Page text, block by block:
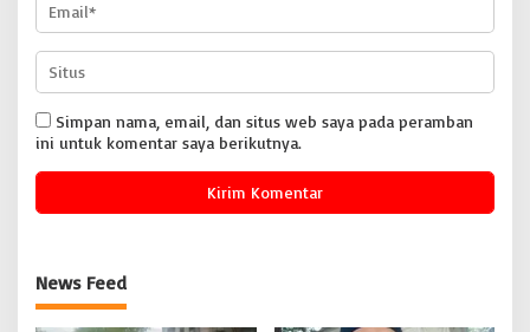
Simpan nama, email, dan situs web saya pada peramban
ini untuk komentar saya berikutnya.
News Feed